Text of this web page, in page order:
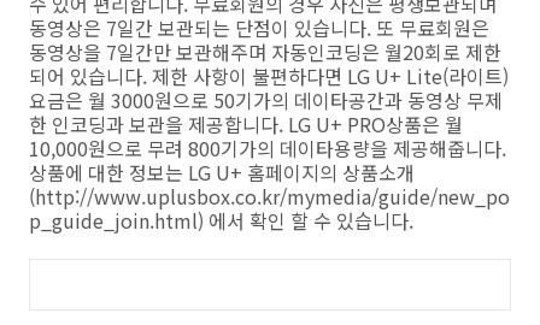
동영상은 7일간 보관되는 단점이 있습니다. 또 무료회원은
동영상을 7일간만 보관해주며 자동인코딩은 월20회로 제한
되어 있습니다. 제한 사항이 불편하다면 LG U+ Lite(라이트)
요금은 월 3000원으로 50기가의 데이타공간과 동영상 무제
한 인코딩과 보관을 제공합니다. LG U+ PRO상품은 월
10,000원으로 무려 800기가의 데이타용량을 제공해줍니다.
상품에 대한 정보는 LG U+ 홈페이지의 상품소개
(http://www.uplusbox.co.kr/mymedia/guide/new_po
p_guide_join.html) 에서 확인 할 수 있습니다.